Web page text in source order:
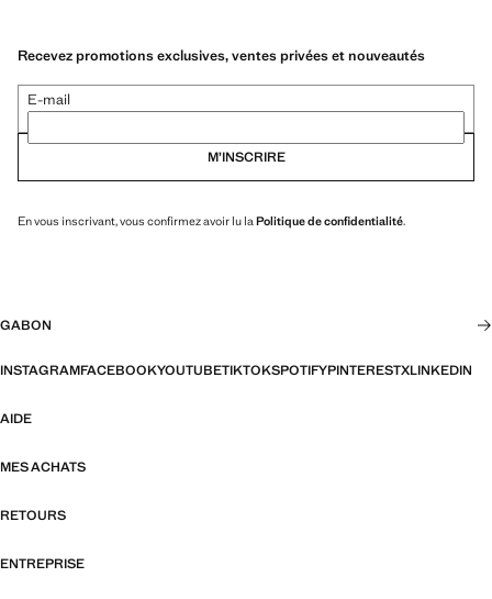
Recevez promotions exclusives, ventes privées et nouveautés
E-mail
M’INSCRIRE
En vous inscrivant, vous confirmez avoir lu la Politique de confidentialité.
GABON
INSTAGRAMFACEBOOKYOUTUBETIKTOKSPOTIFYPINTERESTXLINKEDIN
AIDE
MES ACHATS
RETOURS
ENTREPRISE